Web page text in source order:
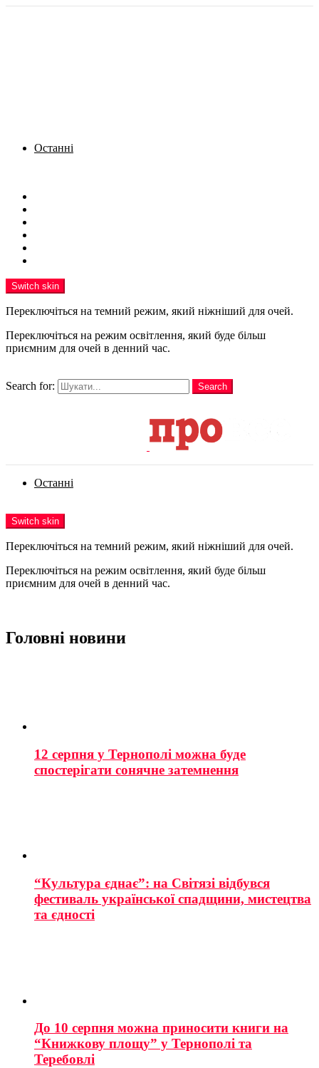
Останні
Switch skin
Переключіться на темний режим, який ніжніший для очей.
Переключіться на режим освітлення, який буде більш
приємним для очей в денний час.
Search for:
Search
Останні
Switch skin
Переключіться на темний режим, який ніжніший для очей.
Переключіться на режим освітлення, який буде більш
приємним для очей в денний час.
Головні новини
12 серпня у Тернополі можна буде
спостерігати сонячне затемнення
“Культура єднає”: на Світязі відбувся
фестиваль української спадщини, мистецтва
та єдності
До 10 серпня можна приносити книги на
“Книжкову площу” у Тернополі та
Теребовлі